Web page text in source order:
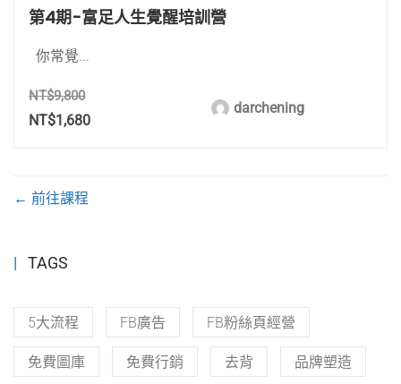
第4期-富足人生覺醒培訓營
你常覺...
NT$9,800
NT$1,680
darchening
前往課程
TAGS
5大流程 FB廣告 FB粉絲頁經營
免費圖庫 免費行銷 去背 品牌塑造